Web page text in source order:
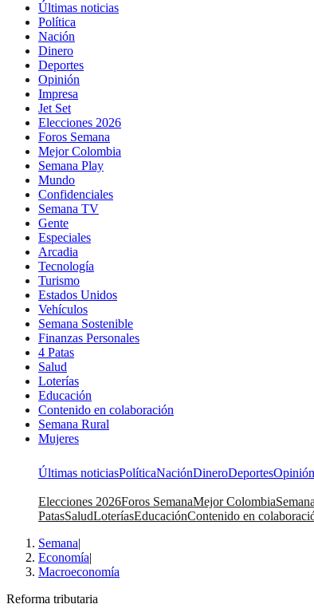
Últimas noticias
Política
Nación
Dinero
Deportes
Opinión
Impresa
Jet Set
Elecciones 2026
Foros Semana
Mejor Colombia
Semana Play
Mundo
Confidenciales
Semana TV
Gente
Especiales
Arcadia
Tecnología
Turismo
Estados Unidos
Vehículos
Semana Sostenible
Finanzas Personales
4 Patas
Salud
Loterías
Educación
Contenido en colaboración
Semana Rural
Mujeres
Últimas noticiasPolíticaNaciónDineroDeportesOpinión
Elecciones 2026Foros SemanaMejor Colombia
PatasSaludLoteríasEducaciónContenido en
Semana|
Economía|
Macroeconomía
Reforma tributaria